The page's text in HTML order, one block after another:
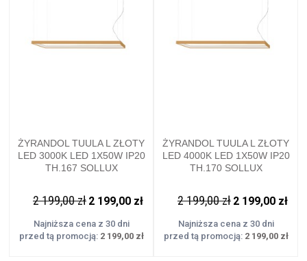
ŻYRANDOL TUULA L ZŁOTY
LED 3000K LED 1X50W IP20
TH.167 SOLLUX
2 199,00 zł 2 199,00 zł
Najniższa cena z 30 dni
przed tą promocją: 2 199,00 zł
ŻYRANDOL TUULA L ZŁOTY
LED 4000K LED 1X50W IP20
TH.170 SOLLUX
2 199,00 zł 2 199,00 zł
Najniższa cena z 30 dni
przed tą promocją: 2 199,00 zł